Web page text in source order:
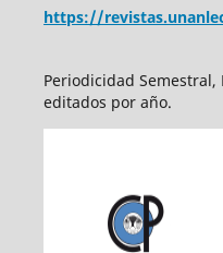
https://
Periodicidad
editados por año.